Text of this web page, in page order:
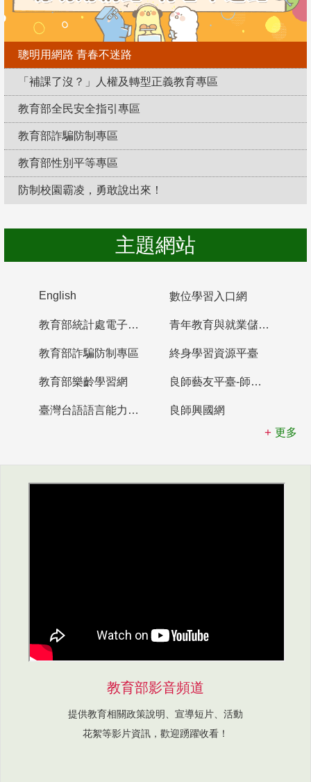
聰明用網路 青春不迷路
「補課了沒？」人權及轉型正義教育專區
教育部全民安全指引專區
教育部詐騙防制專區
教育部性別平等專區
防制校園霸凌，勇敢說出來！
主題網站
English 數位學習入口網
教育部統計處電子書櫃 青年教育與就業儲蓄帳戶
教育部詐騙防制專區 終身學習資源平臺
教育部樂齡學習網 良師藝友平臺-師資培育整合平臺
臺灣台語語言能力認證網站
良師興國網
更多
教育部影音頻道
提供教育相關政策說明、宣導短片、活動
花絮等影片資訊，歡迎踴躍收看！